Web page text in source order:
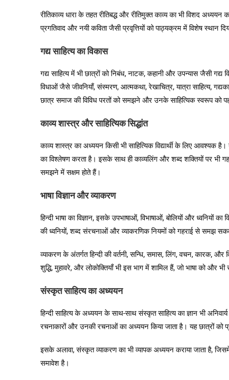
रीतिकाव्य धारा के तहत रीतिबद्ध और रीतिमुक्त काव्य का भी विशद अध्ययन
प्रगतिवाद और नयी कविता जैसी प्रवृत्तियों को पाठ्यक्रम में विशेष स्थान
गद्य साहित्य का विकास
गद्य साहित्य में भी छात्रों को निबंध, नाटक, कहानी और उपन्यास जैसी
विधाओं जैसे जीवनियाँ, संस्मरण, आत्मकथा, रेखाचित्र, यात्रा साहित्य,
छात्र समाज की विविध परतों को समझने और उनके साहित्यिक स्वरूप को
काव्य शास्त्र और साहित्यिक सिद्धांत
काव्य शास्त्र का अध्ययन किसी भी साहित्यिक विद्यार्थी के लिए
का विश्लेषण करता है। इसके साथ ही काव्यलिंग और शब्द शक्तियों पर भी
समझने में सक्षम होते हैं।
भाषा विज्ञान और व्याकरण
हिन्दी भाषा का विज्ञान, इसके उपभाषाओं, विभाषाओं, बोलियों और ध्वनियों
की ध्वनियों, शब्द संरचनाओं और व्याकरणिक नियमों को गहराई से समझ
व्याकरण के अंतर्गत हिन्दी की वर्तनी, सन्धि, समास, लिंग, वचन, कारक, और
शुद्धि, मुहावरे, और लोकोक्तियाँ भी इस भाग में शामिल हैं, जो भाषा को और भी
संस्कृत साहित्य का अध्ययन
हिन्दी साहित्य के अध्ययन के साथ-साथ संस्कृत साहित्य का ज्ञान भी
रचनाकारों और उनकी रचनाओं का अध्ययन किया जाता है। यह छात्रों को
इसके अलावा, संस्कृत व्याकरण का भी व्यापक अध्ययन कराया जाता है,
समावेश है।